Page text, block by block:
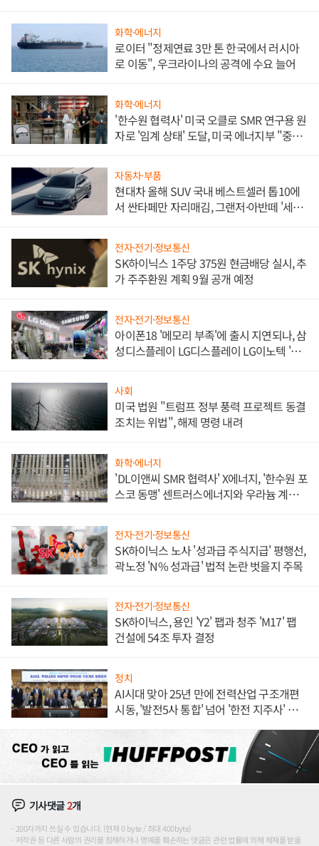
화학·에너지
로이터 "정제연료 3만 톤 한국에서 러시아
로 이동", 우크라이나의 공격에 수요 늘어
화학·에너지
'한수원 협력사' 미국 오클로 SMR 연구용 원
자로 '임계 상태' 도달, 미국 에너지부 "중요
자동차·부품
현대차 올해 SUV 국내 베스트셀러 톱10에
서 싼타페만 자리매김, 그랜저·아반떼 '세단
전자·전기·정보통신
SK하이닉스 1주당 375원 현금배당 실시, 추
가 주주환원 계획 9월 공개 예정
전자·전기·정보통신
아이폰18 '메모리 부족'에 출시 지연되나, 삼
성디스플레이 LG디스플레이 LG이노텍 '탈
사회
미국 법원 "트럼프 정부 풍력 프로젝트 동결
조치는 위법", 해제 명령 내려
화학·에너지
'DL이앤씨 SMR 협력사' X에너지, '한수원 포
스코 동맹' 센트러스에너지와 우라늄 계약
전자·전기·정보통신
SK하이닉스 노사 '성과급 주식지급' 평행선,
곽노정 'N% 성과급' 법적 논란 벗을지 주목
전자·전기·정보통신
SK하이닉스, 용인 'Y2' 팹과 청주 'M17' 팹
건설에 54조 투자 결정
정치
AI시대 맞아 25년 만에 전력산업 구조개편
시동, '발전5사 통합' 넘어 '한전 지주사' 재편
기사댓글2개
200자까지 쓰실 수 있습니다. (현재 0 byte / 최대 400byte)
저작권 등 다른 사람의 권리를 침해하거나 명예를 훼손하는 댓글은 관련 법률에 의해 제재를 받을